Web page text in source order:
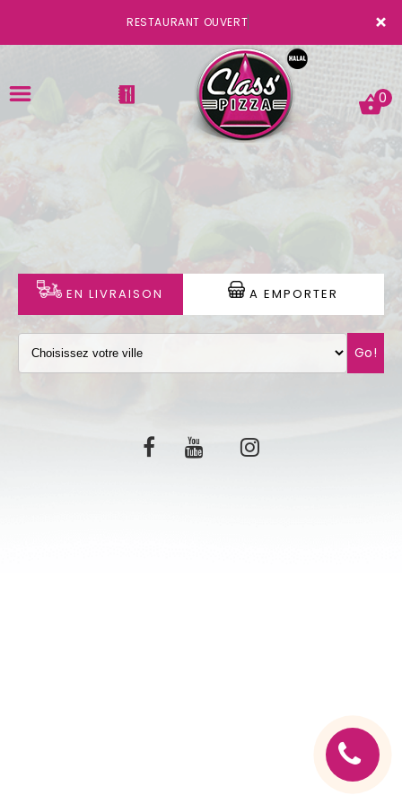
×
RESTAURANT OUVERT
ACCUEIL
VOTRE COMPTE
NOTRE RESTAURANT
VOS AVIS
0
EN LIVRAISON A EMPORTER
Go!